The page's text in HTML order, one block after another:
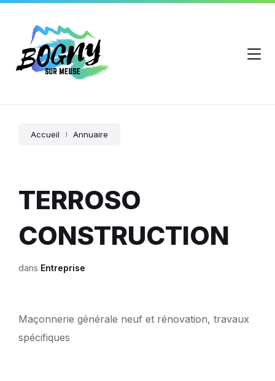
Accueil Annuaire
TERROSO
CONSTRUCTION
dans Entreprise
Maçonnerie générale neuf et rénovation, travaux
spécifiques